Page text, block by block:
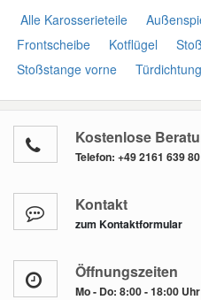
Alle Karosserieteile
Frontscheibe
Kotflügel
Stoßstange vorne
Türdichtung
Kostenlose
Telefon: +49 2161 639
Kontakt
zum Kontaktformular
Öffnungszeiten
Mo - Do: 8:00 - 18:00